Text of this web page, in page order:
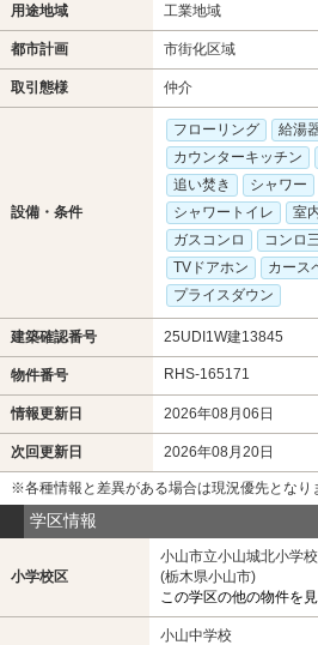
用途地域 工業地域
都市計画 市街化区域
取引態様 仲介
設備・条件
フローリング 給湯
カウンターキッチン
追い焚き
シャワー
シャワートイレ
室
ガスコンロ
コンロ
TVドアホン
カース
プライスダウン
建築確認番号 25UDI1W建13845
物件番号 RHS-165171
情報更新日 2026年08月06日
次回更新日 2026年08月20日
※各種情報と差異がある場合は現況優先となり
学区情報
小学校区
小山市立小山城北小学校
(栃木県小山市)
この学区の他の物件を
小山中学校